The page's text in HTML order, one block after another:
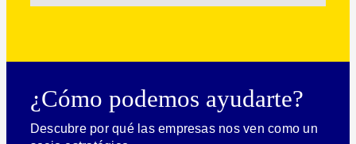
¿Cómo podemos ayudarte?
Descubre por qué las empresas nos ven como un